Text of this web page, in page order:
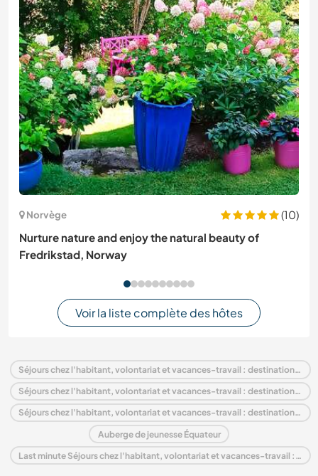
Norvège
(10)
Nurture nature and enjoy the natural beauty of
Fredrikstad, Norway
Voir la liste complète des hôtes
Séjours chez l'habitant, volontariat et vacances-travail : destination Équateur
Séjours chez l'habitant, volontariat et vacances-travail : destination Amérique du Sud
Séjours chez l'habitant, volontariat et vacances-travail : destination Coast
Auberge de jeunesse Équateur
Last minute Séjours chez l'habitant, volontariat et vacances-travail : destination Équateur